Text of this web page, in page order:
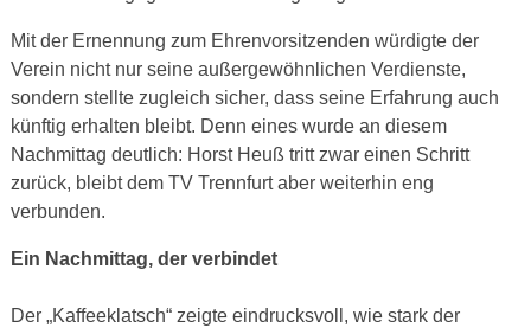
Mit der Ernennung zum Ehrenvorsitzenden würdigte der
Verein nicht nur seine außergewöhnlichen Verdienste,
sondern stellte zugleich sicher, dass seine Erfahrung auch
künftig erhalten bleibt. Denn eines wurde an diesem
Nachmittag deutlich: Horst Heuß tritt zwar einen Schritt
zurück, bleibt dem TV Trennfurt aber weiterhin eng
verbunden.
Ein Nachmittag, der verbindet
Der „Kaffeeklatsch“ zeigte eindrucksvoll, wie stark der